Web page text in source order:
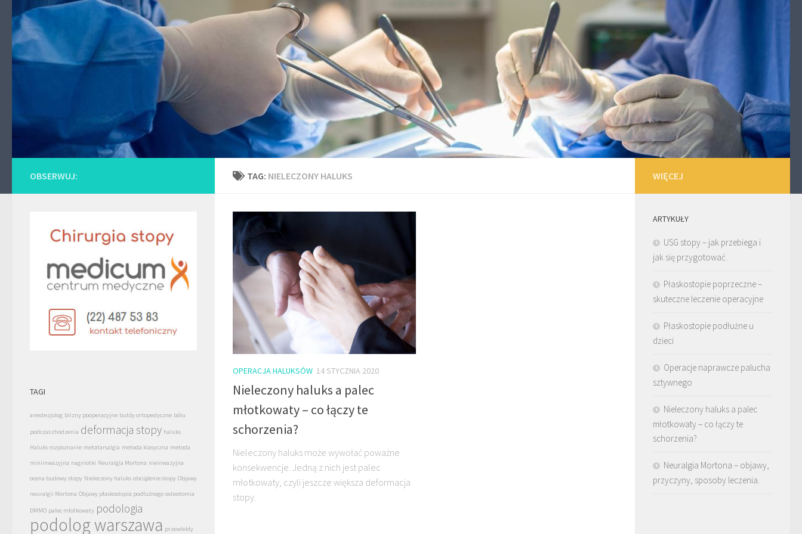
Skip to content
TAG: NIELECZONY HALUKS
OPERACJA HALUKSÓW 14 STYCZNIA 2020
Nieleczony haluks a palec
młotkowaty – co łączy te
schorzenia?
Nieleczony haluks może wywołać poważne
konsekwencje. Jedną z nich jest palec
młotkowaty, czyli jeszcze większa deformacja
stopy.
OBSERWUJ:
TAGI
anestezjolog blizny pooperacyjne butóy ortopedyczne bólu
podczas chodzenia deformacja stopy haluks
Haluks rozpoznanie metatarsalgia metoda klasyczna metoda
miniinwazyjna nagniotki Neuralgia Mortona nieinwazyjna
ocena budowy stopy Nieleczony haluks obciążenie stopy Objawy
neuralgii Mortona Objawy płaskostopia podłużnego osteotomia
DMMO palec młotkowaty podologia
podolog warszawa przewlekły
WIĘCEJ
ARTYKUŁY
USG stopy – jak przebiega i
jak się przygotować.
Płaskostopie poprzeczne –
skuteczne leczenie operacyjne
Płaskostopie podłużne u
dzieci
Operacje naprawcze palucha
sztywnego
Nieleczony haluks a palec
młotkowaty – co łączy te
schorzenia?
Neuralgia Mortona – objawy,
przyczyny, sposoby leczenia.